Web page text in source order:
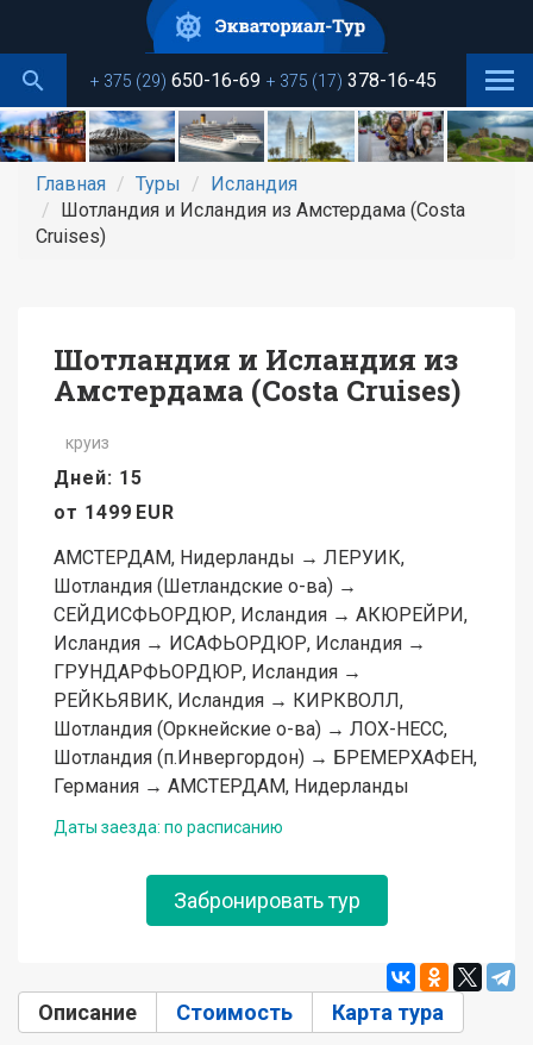
основному
содержанию+ 375 (29) 650-16-69 + 375 (17) 378-16-45
Главная Туры
Исландия
Шотландия и Исландия из Амстердама (Сosta
Cruises)
Шотландия и Исландия из
Амстердама (Сosta Cruises)
круиз
Дней: 15
от 1499 EUR
АМСТЕРДАМ, Нидерланды → ЛЕРУИК,
Шотландия (Шетландские о-ва) →
СЕЙДИСФЬОРДЮР, Исландия → АКЮРЕЙРИ,
Исландия → ИСАФЬОРДЮР, Исландия →
ГРУНДАРФЬОРДЮР, Исландия →
РЕЙКЬЯВИК, Исландия → КИРКВОЛЛ,
Шотландия (Оркнейские о-ва) → ЛОХ-НЕСС,
Шотландия (п.Инвергордон) → БРЕМЕРХАФЕН,
Германия → АМСТЕРДАМ, Нидерланды
Даты заезда: по расписанию
Забронировать тур
Описание (активная вкладка)
Стоимость Карта тура